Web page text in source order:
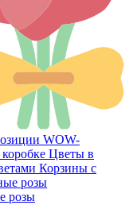
WOW-
Цветы в
Корзины с
розы
розы